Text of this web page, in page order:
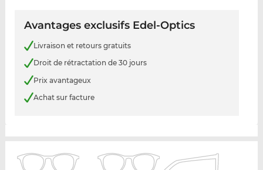
Avantages exclusifs Edel-Optics
Livraison et retours gratuits
Droit de rétractation de 30 jours
Prix avantageux
Achat sur facture